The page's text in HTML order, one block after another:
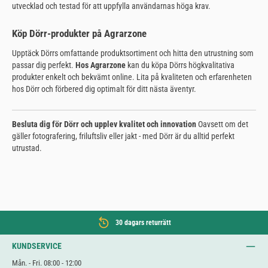
utvecklad och testad för att uppfylla användarnas höga krav.
Köp Dörr-produkter på Agrarzone
Upptäck Dörrs omfattande produktsortiment och hitta den utrustning som
passar dig perfekt. Hos Agrarzone kan du köpa Dörrs högkvalitativa
produkter enkelt och bekvämt online. Lita på kvaliteten och erfarenheten
hos Dörr och förbered dig optimalt för ditt nästa äventyr.
Besluta dig för Dörr och upplev kvalitet och innovationOavsett om det
gäller fotografering, friluftsliv eller jakt - med Dörr är du alltid perfekt
utrustad.
30 dagars returrätt
KUNDSERVICE
Mån. - Fri. 08:00 - 12:00